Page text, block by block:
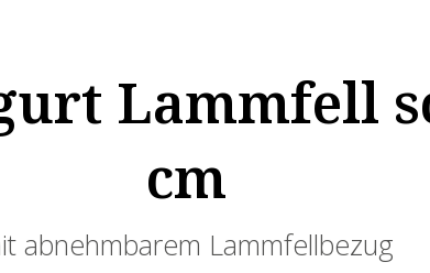
Lammfell
cm
abnehmbarem Lammfellbezug